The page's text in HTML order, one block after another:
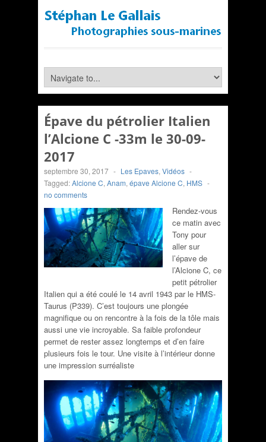
Épave du pétrolier Italien
l’Alcione C -33m le 30-09-
2017
septembre 30, 2017 - Les Epaves, Vidéos -
Tagged:Alcione C, Anam, épave Alcione C, HMS -
no comments
Rendez-vous
ce matin avec
Tony pour
aller sur
l’épave de
l’Alcione C, ce
petit pétrolier
Italien qui a été coulé le 14 avril 1943 par le HMS-
Taurus (P339). C’est toujours une plongée
magnifique ou on rencontre à la fois de la tôle mais
aussi une vie incroyable. Sa faible profondeur
permet de rester assez longtemps et d’en faire
plusieurs fois le tour. Une visite à l’intérieur donne
une impression surréaliste